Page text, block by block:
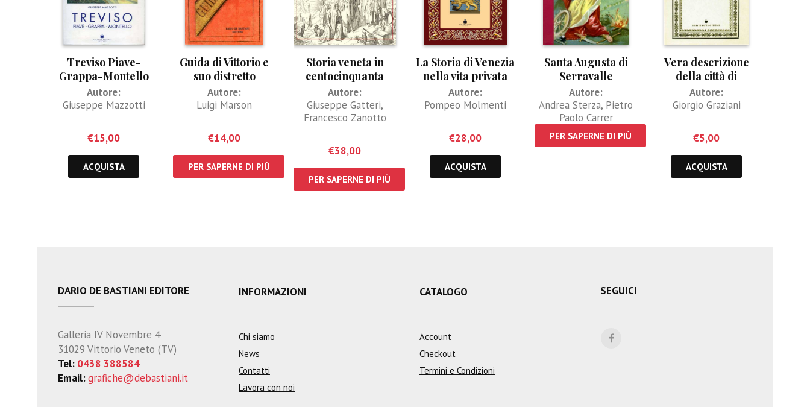
Treviso Piave-
Grappa-Montello
Autore:
Giuseppe Mazzotti
€15,00
ACQUISTA
Guida di Vittorio e
suo distretto
Autore:
Luigi Marson
€14,00
PER SAPERNE DI PIÙ
Storia veneta in
centocinquanta
tavole inventate e
disegnate. Vol 1 e 2
Autore:
Giuseppe Gatteri,
Francesco Zanotto
€38,00
PER SAPERNE DI PIÙ
La Storia di Venezia
nella vita privata
Autore:
Pompeo Molmenti
€28,00
ACQUISTA
Santa Augusta di
Serravalle
Autore:
Andrea Sterza, Pietro
Paolo Carrer
PER SAPERNE DI PIÙ
Vera descrizione
della città di
Ceneda
Autore:
Giorgio Graziani
€5,00
ACQUISTA
DARIO DE BASTIANI EDITORE
Galleria IV Novembre 4
31029 Vittorio Veneto (TV)
Tel: 0438 388584
Email:grafiche@debastiani.it
INFORMAZIONI
Chi siamo
News
Contatti
Lavora con noi
CATALOGO
Account
Checkout
Termini e Condizioni
SEGUICI